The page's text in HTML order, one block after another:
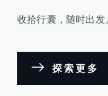
收拾行囊，随时出发
探索更多